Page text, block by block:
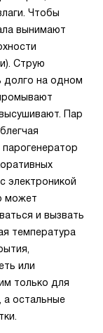
Чтобы
вынимают
Струю
долго на одном
Пар
электроникой
может
и вызвать
температура
или
только для
а остальные